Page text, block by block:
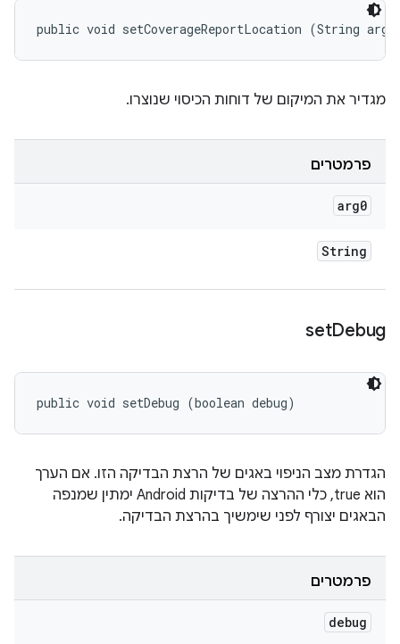
public void setCoverageReportLocation (String
מגדיר את המיקום של דוחות הכיסוי שנוצרו.
פרמטרים
arg0
String
setDebug
public void setDebug (boolean debug)
הגדרת מצב הניפוי באגים של הרצת הבדיקה הזו. אם הערך
הוא true, כלי ההרצה של בדיקות Android ימתין שמנפה
הבאגים יצורף לפני שימשיך בהרצת הבדיקה.
פרמטרים
debug